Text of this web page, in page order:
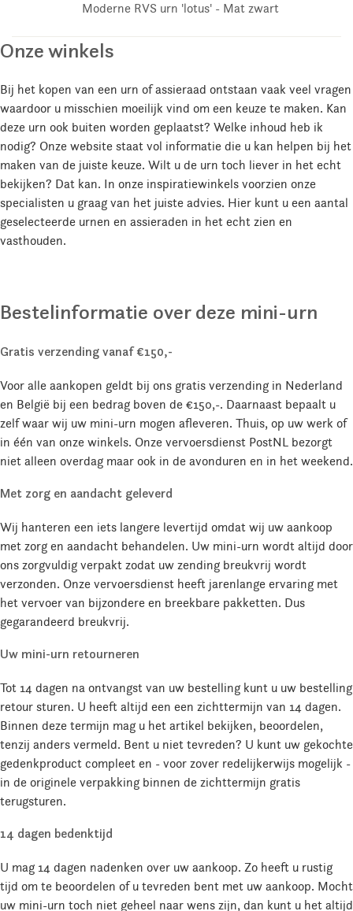
Moderne RVS urn 'lotus' - Mat zwart
Onze winkels
Bij het kopen van een urn of assieraad ontstaan vaak veel vragen
waardoor u misschien moeilijk vind om een keuze te maken. Kan
deze urn ook buiten worden geplaatst? Welke inhoud heb ik
nodig? Onze website staat vol informatie die u kan helpen bij het
maken van de juiste keuze. Wilt u de urn toch liever in het echt
bekijken? Dat kan. In onze inspiratiewinkels voorzien onze
specialisten u graag van het juiste advies. Hier kunt u een aantal
geselecteerde urnen en assieraden in het echt zien en
vasthouden.
Bestelinformatie over deze mini-urn
Gratis verzending vanaf €150,-
Voor alle aankopen geldt bij ons gratis verzending in Nederland
en België bij een bedrag boven de €150,-. Daarnaast bepaalt u
zelf waar wij uw mini-urn mogen afleveren. Thuis, op uw werk of
in één van onze winkels. Onze vervoersdienst PostNL bezorgt
niet alleen overdag maar ook in de avonduren en in het weekend.
Met zorg en aandacht geleverd
Wij hanteren een iets langere levertijd omdat wij uw aankoop
met zorg en aandacht behandelen. Uw mini-urn wordt altijd door
ons zorgvuldig verpakt zodat uw zending breukvrij wordt
verzonden. Onze vervoersdienst heeft jarenlange ervaring met
het vervoer van bijzondere en breekbare pakketten. Dus
gegarandeerd breukvrij.
Uw mini-urn retourneren
Tot 14 dagen na ontvangst van uw bestelling kunt u uw bestelling
retour sturen. U heeft altijd een een zichttermijn van 14 dagen.
Binnen deze termijn mag u het artikel bekijken, beoordelen,
tenzij anders vermeld. Bent u niet tevreden? U kunt uw gekochte
gedenkproduct compleet en - voor zover redelijkerwijs mogelijk -
in de originele verpakking binnen de zichttermijn gratis
terugsturen.
14 dagen bedenktijd
U mag 14 dagen nadenken over uw aankoop. Zo heeft u rustig
tijd om te beoordelen of u tevreden bent met uw aankoop. Mocht
uw mini-urn toch niet geheel naar wens zijn, dan kunt u het altijd